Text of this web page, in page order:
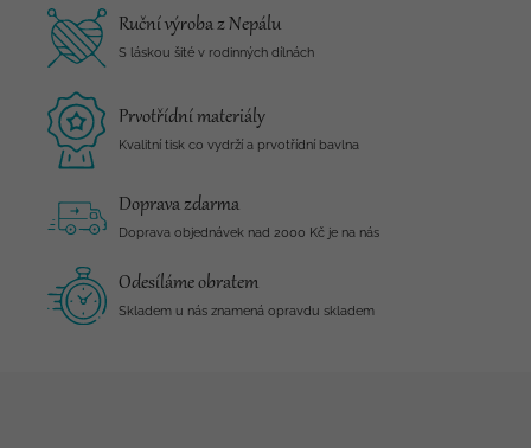
Ruční výroba z Nepálu
S láskou šité v rodinných dílnách
Prvotřídní materiály
Kvalitní tisk co vydrží a prvotřídní bavlna
Doprava zdarma
Doprava objednávek nad 2000 Kč je na nás
Odesíláme obratem
Skladem u nás znamená opravdu skladem